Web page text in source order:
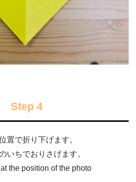
Step 4
置で折り下げます。
いちでおりさげます。
the position of the photo